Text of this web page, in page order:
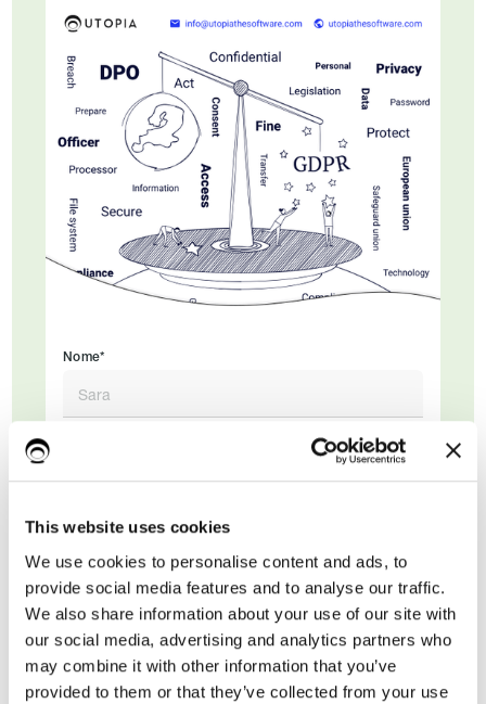
This website uses cookies
We use cookies to personalise content and ads, to
provide social media features and to analyse our traffic.
We also share information about your use of our site with
our social media, advertising and analytics partners who
may combine it with other information that you’ve
provided to them or that they’ve collected from your use
Nome*